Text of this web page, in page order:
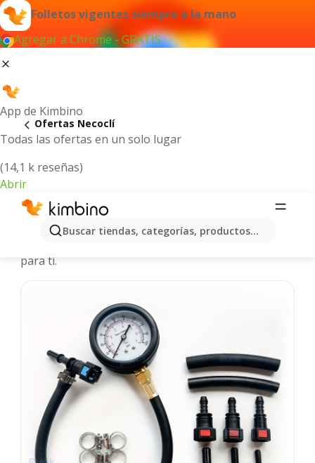
Folletos vigentes siempre a la mano
Agregar a Chrome - GRATIS
App de Kimbino
Todas las ofertas en un solo lugar
(14,1 k reseñas)
Abrir
Buscar tiendas, categorías, productos...
Ofertas Necoclí
Necoclí - Catálogos de ofertas
para ti.